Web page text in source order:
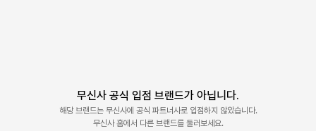
무신사 공식 입점 브랜드가 아닙니다.
해당 브랜드는 무신사에 공식 파트너사로 입점하지 않았습니다.
무신사 홈에서 다른 브랜드를 둘러보세요.